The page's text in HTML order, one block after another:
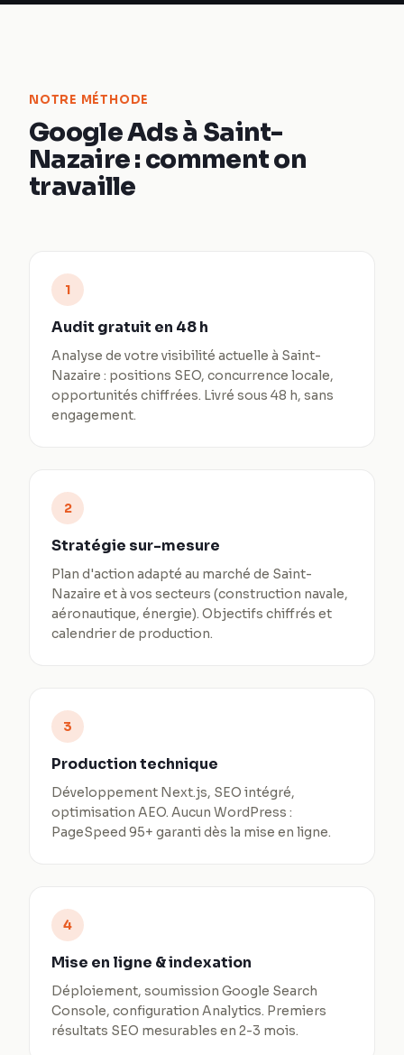
NOTRE MÉTHODE
Google Ads à Saint-
Nazaire : comment on
travaille
1
Audit gratuit en 48 h
Analyse de votre visibilité actuelle à Saint-
Nazaire : positions SEO, concurrence locale,
opportunités chiffrées. Livré sous 48 h, sans
engagement.
2
Stratégie sur-mesure
Plan d'action adapté au marché de Saint-
Nazaire et à vos secteurs (construction navale,
aéronautique, énergie). Objectifs chiffrés et
calendrier de production.
3
Production technique
Développement Next.js, SEO intégré,
optimisation AEO. Aucun WordPress :
PageSpeed 95+ garanti dès la mise en ligne.
4
Mise en ligne & indexation
Déploiement, soumission Google Search
Console, configuration Analytics. Premiers
résultats SEO mesurables en 2-3 mois.